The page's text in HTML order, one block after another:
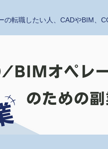
の転職したい人、CADやBIM、